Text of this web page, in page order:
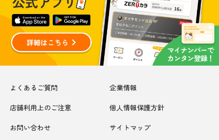
よくあるご質問 企業情報
店舗利用上のご注意 個人情報保護方針
お問い合わせ サイトマップ